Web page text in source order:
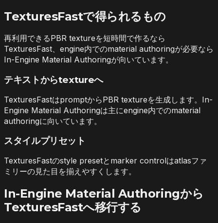
TexturesFastで得られるもの
再利用できるPBR textureを短時間で作るなら
TexturesFast、engine内でのmaterial authoringが必要なら
In-Engine Material Authoringが向いています。
テキストからtextureへ
TexturesFastはpromptからPBR textureを生成します。In-
Engine Material Authoringは主にengine内でのmaterial
authoringに向いています。
スタイルプリセット
TexturesFastのstyle presetとmarker controlはatlasファ
ミリーの見た目を揃えやすくします。
In-Engine Material Authoringから
TexturesFastへ移行する